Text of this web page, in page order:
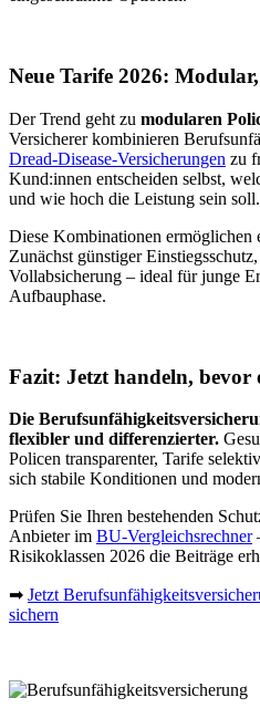
Neue Tarife 2026:
Der Trend geht zu modularen
Versicherer kombinieren
Dread-Disease-Versicherungen zu
Kund:innen entscheiden selbst,
und wie hoch die Leistung sein soll.
Diese Kombinationen ermöglichen
Zunächst günstiger
Vollabsicherung – ideal für junge
Aufbauphase.
Fazit: Jetzt handeln, bevor
Die
flexibler und differenzierter.
Policen transparenter, Tarife
sich stabile Konditionen und
Prüfen Sie Ihren bestehenden
Anbieter im BU-Vergleichsrechner
Risikoklassen 2026 die Beiträge
➡ Jetzt
sichern